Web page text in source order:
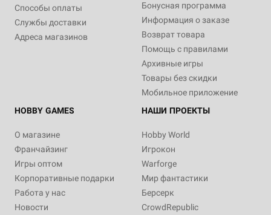
Способы оплаты
Службы доставки
Адреса магазинов
Бонусная программа
Информация о заказе
Возврат товара
Помощь с правилами
Архивные игры
Товары без скидки
Мобильное приложение
HOBBY GAMES
О магазине
Франчайзинг
Игры оптом
Корпоративные подарки
Работа у нас
Новости
НАШИ ПРОЕКТЫ
Hobby World
Игрокон
Warforge
Мир фантастики
Берсерк
CrowdRepublic